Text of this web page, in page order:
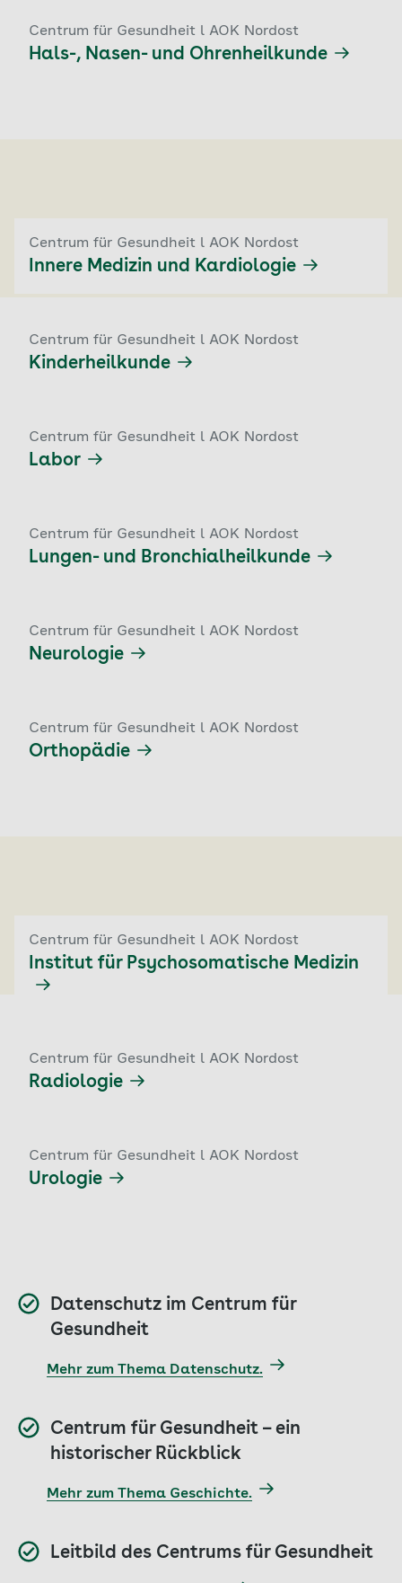
Centrum für Gesundheit l AOK Nordost
Hals-, Nasen- und Ohrenheilkunde
Centrum für Gesundheit l AOK Nordost
Innere Medizin und Kardiologie
Centrum für Gesundheit l AOK Nordost
Kinderheilkunde
Centrum für Gesundheit l AOK Nordost
Labor
Centrum für Gesundheit l AOK Nordost
Lungen- und Bronchialheilkunde
Centrum für Gesundheit l AOK Nordost
Neurologie
Centrum für Gesundheit l AOK Nordost
Orthopädie
Centrum für Gesundheit l AOK Nordost
Institut für Psychosomatische Medizin
Centrum für Gesundheit l AOK Nordost
Radiologie
Centrum für Gesundheit l AOK Nordost
Urologie
Datenschutz im Centrum für
Gesundheit
Mehr zum Thema Datenschutz.
Centrum für Gesundheit – ein
historischer Rückblick
Mehr zum Thema Geschichte.
Leitbild des Centrums für Gesundheit